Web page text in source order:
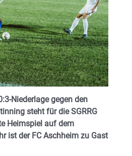
Niederlage gegen den
steht für die SGRRG
Heimspiel auf dem
ist der FC Aschheim zu Gast